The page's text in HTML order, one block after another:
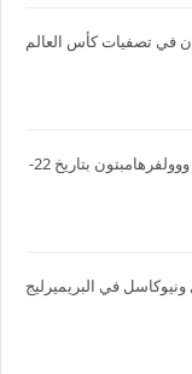
في تصفيات كأس العالم
بث مباشرمشاهدة مباراة ليفربول ووولفرهامبتون بتاريخ 22-
في البريميرليج